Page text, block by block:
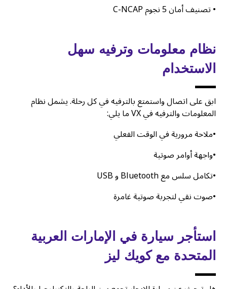
• تصنيف أمان 5 نجوم C-NCAP
نظام معلومات وترفيه سهل
الاستخدام
ابق على اتصال واستمتع بالترفيه في كل رحلة. يشمل نظام
المعلومات والترفيه في VX ما يلي:
•ملاحة مرورية في الوقت الفعلي
•واجهة أوامر صوتية
•تكامل سلس مع Bluetooth و USB
•صوت نقي لتجربة صوتية غامرة
استأجر سيارة في الإمارات العربية
المتحدة مع كويك ليز